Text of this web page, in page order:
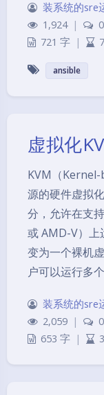
夜间模式
装系统的sre
1,924 | 0
721 字 |
ansible
虚拟化
KVM（
源的硬件虚拟
分，允许在支
或 AMD-V）上
变为一个裸机
户可以运行多
装系统的sre
2,059 | 0
653 字 |